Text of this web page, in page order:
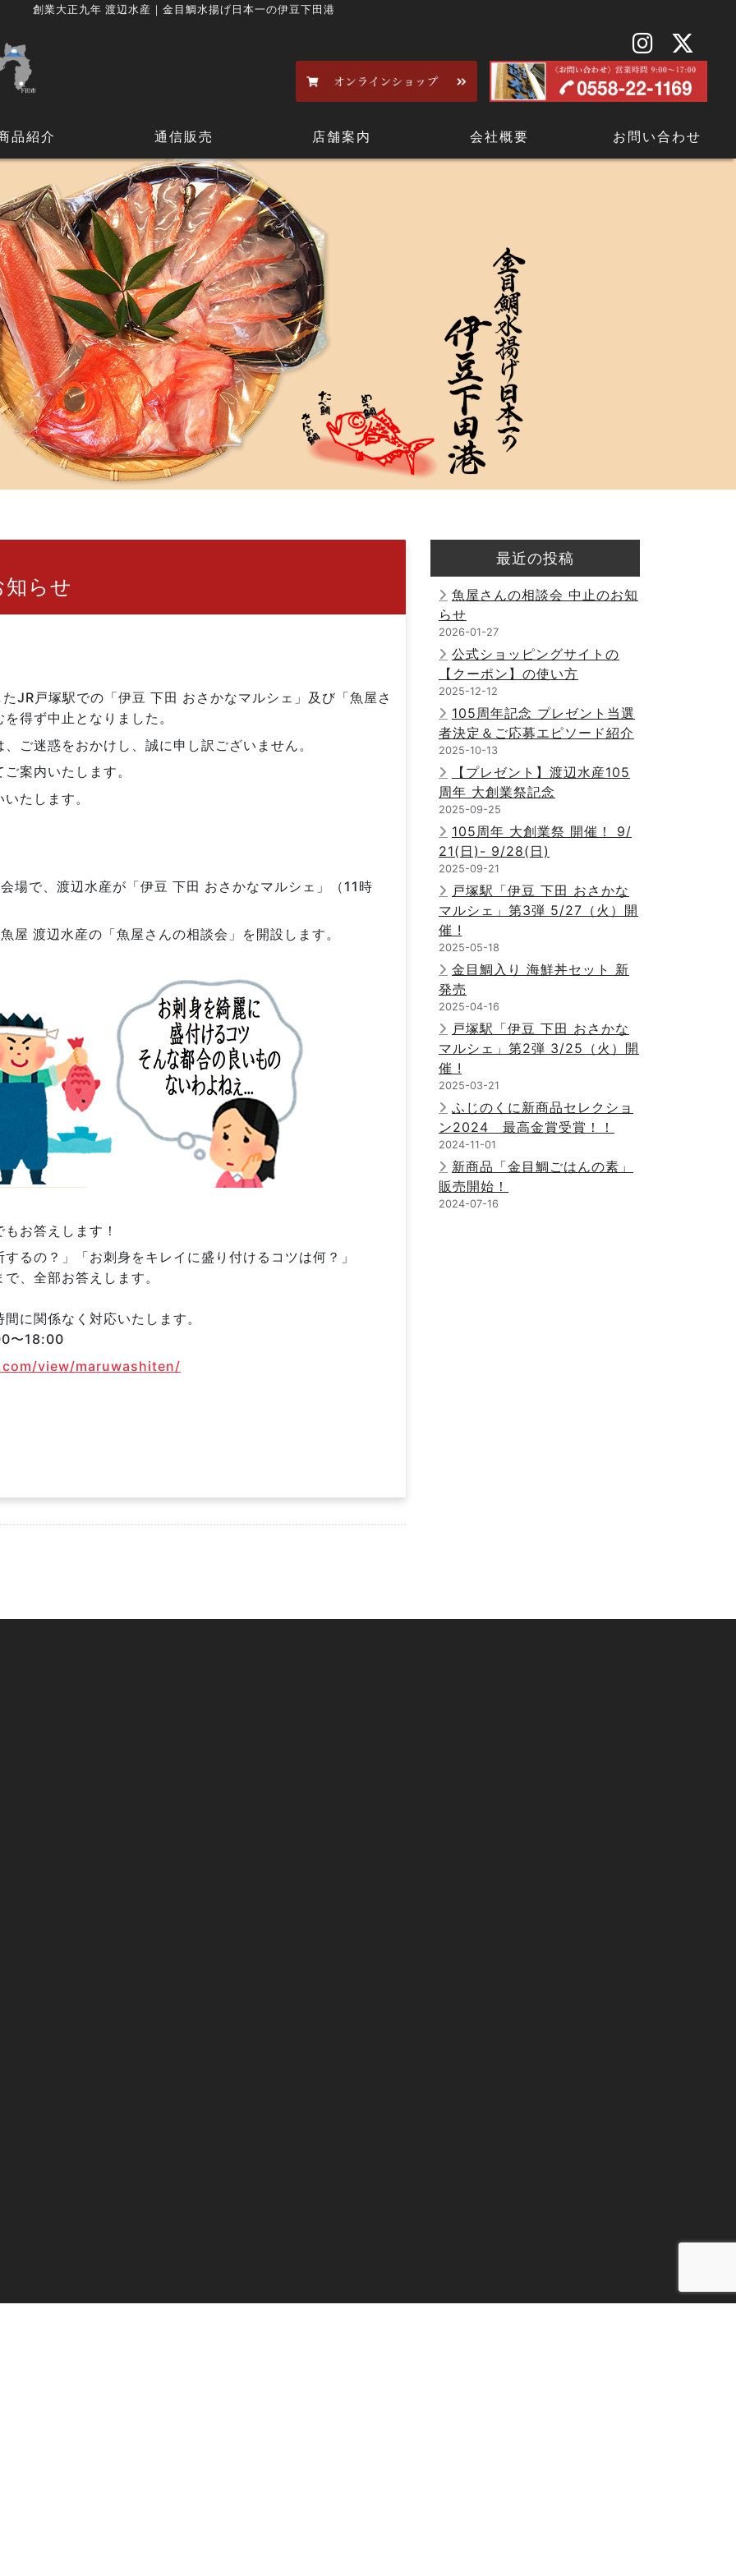
創業大正九年 渡辺水産｜金目鯛水揚げ日本一の伊豆下田港
品紹介 通信販売 店舗案内 会社概要 お問い合わせ
知らせ
JR戸塚駅での「伊豆 下田 おさかなマルシェ」及び「魚屋さ
得ず中止となりました。
ご迷惑をおかけし、誠に申し訳ございません。
案内いたします。
たします。
場で、渡辺水産が「伊豆 下田 おさかなマルシェ」（11時
屋 渡辺水産の「魚屋さんの相談会」を開設します。
お答えします！
るの？」「お刺身をキレイに盛り付けるコツは何？」
、全部お答えします。
に関係なく対応いたします。
〜18:00
view/maruwashiten/
最近の投稿
魚屋さんの相談会 中止のお知
らせ
2026-01-27
公式ショッピングサイトの
【クーポン】の使い方
2025-12-12
105周年記念 プレゼント当選
者決定＆ご応募エピソード紹介
2025-10-13
【プレゼント】渡辺水産105
周年 大創業祭記念
2025-09-25
105周年 大創業祭 開催！ 9/
21(日)- 9/28(日)
2025-09-21
戸塚駅「伊豆 下田 おさかな
マルシェ」第3弾 5/27（火）開
催 !
2025-05-18
金目鯛入り 海鮮丼セット 新
発売
2025-04-16
戸塚駅「伊豆 下田 おさかな
マルシェ」第2弾 3/25（火）開
催 !
2025-03-21
ふじのくに新商品セレクショ
ン2024 最高金賞受賞！！
2024-11-01
新商品「金目鯛ごはんの素」
販売開始！
2024-07-16